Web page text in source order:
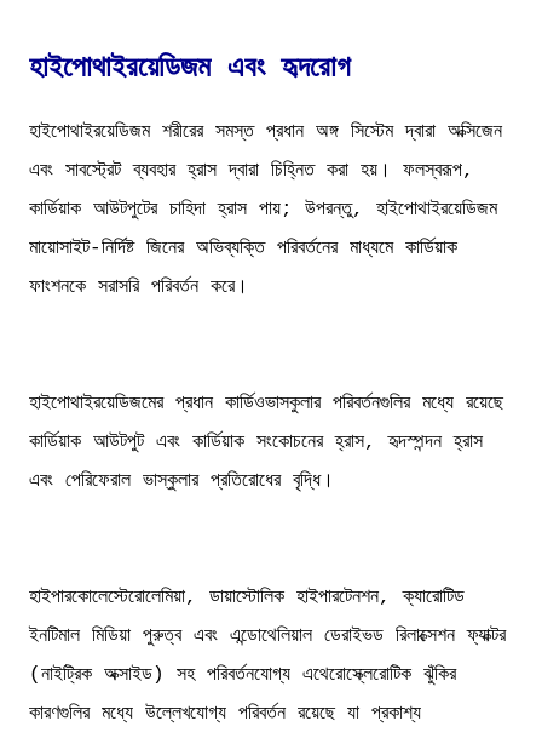
হাইপোথাইরয়েডিজম এবং হৃদরোগ
হাইপোথাইরয়েডিজম শরীরের সমস্ত প্রধান অঙ্গ সিস্টেম দ্বারা অক্সিজেন
এবং সাবস্ট্রেট ব্যবহার হ্রাস দ্বারা চিহ্নিত করা হয়। ফলস্বরূপ,
কার্ডিয়াক আউটপুটের চাহিদা হ্রাস পায়; উপরন্তু, হাইপোথাইরয়েডিজম
মায়োসাইট-নির্দিষ্ট জিনের অভিব্যক্তি পরিবর্তনের মাধ্যমে কার্ডিয়াক
ফাংশনকে সরাসরি পরিবর্তন করে।
হাইপোথাইরয়েডিজমের প্রধান কার্ডিওভাসকুলার পরিবর্তনগুলির মধ্যে রয়েছে
কার্ডিয়াক আউটপুট এবং কার্ডিয়াক সংকোচনের হ্রাস, হৃদস্পন্দন হ্রাস
এবং পেরিফেরাল ভাস্কুলার প্রতিরোধের বৃদ্ধি।
হাইপারকোলেস্টেরোলেমিয়া, ডায়াস্টোলিক হাইপারটেনশন, ক্যারোটিড
ইনটিমাল মিডিয়া পুরুত্ব এবং এন্ডোথেলিয়াল ডেরাইভড রিলাক্সেশন ফ্যাক্টর
(নাইট্রিক অক্সাইড) সহ পরিবর্তনযোগ্য এথেরোস্ক্লেরোটিক ঝুঁকির
কারণগুলির মধ্যে উল্লেখযোগ্য পরিবর্তন রয়েছে যা প্রকাশ্য